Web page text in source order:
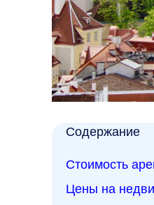
Содержание
Стоимость
Цены на